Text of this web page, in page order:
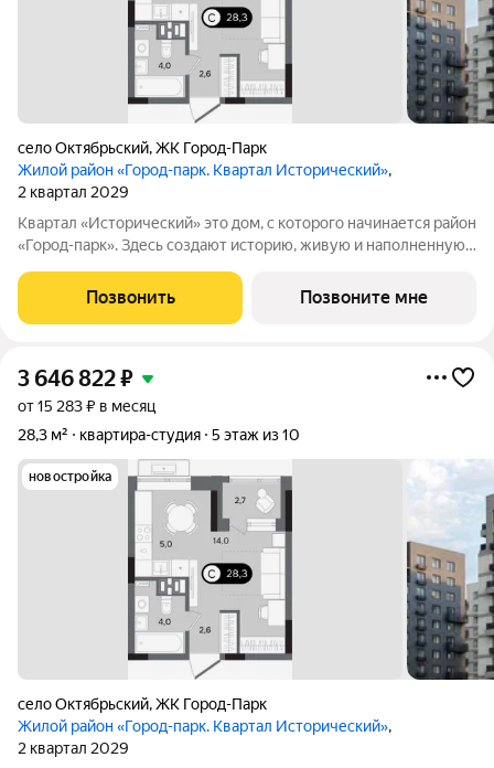
село Октябрьский,ЖК Город-Парк
Жилой район «Город-парк. Квартал Исторический»,
2 квартал 2029
Квартал «Исторический» это дом, с которого начинается район
«Город-парк». Здесь создают историю, живую и наполненную
от семи до десяти этажей и двух десятиэтажных башен,
выходящих на
Позвонить Позвоните мне
3 646 822₽
от 15 283 ₽ в месяц
28,3 м²
квартира-студия 5 этаж из 10
новостройка
село Октябрьский,ЖК Город-Парк
Жилой район «Город-парк. Квартал Исторический»,
2 квартал 2029